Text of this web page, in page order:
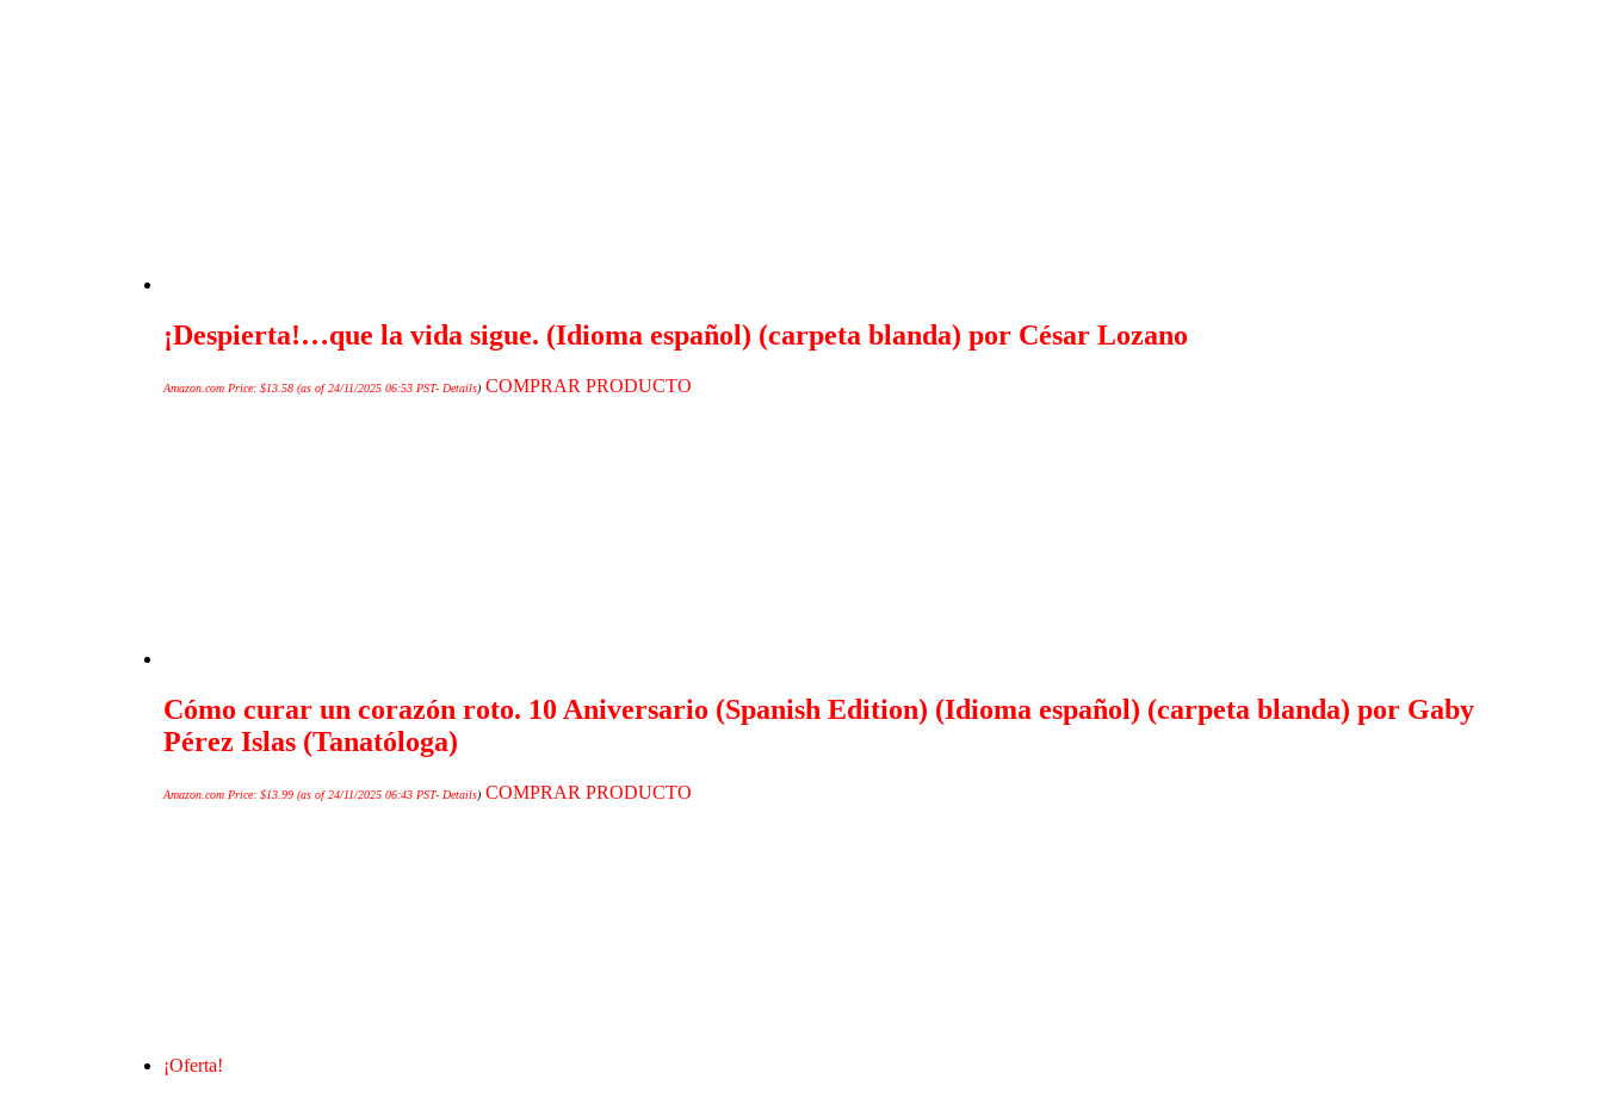
¡Despierta!…que la vida sigue. (Idioma español) (carpeta blanda) por César Lozano
Amazon.com Price: $13.58 (as of 24/11/2025 06:53 PST- Details) COMPRAR PRODUCTO
Cómo curar un corazón roto. 10 Aniversario (Spanish Edition) (Idioma español) (carpeta blanda) por Gaby
Pérez Islas (Tanatóloga)
Amazon.com Price: $13.99 (as of 24/11/2025 06:43 PST- Details) COMPRAR PRODUCTO
¡Oferta!